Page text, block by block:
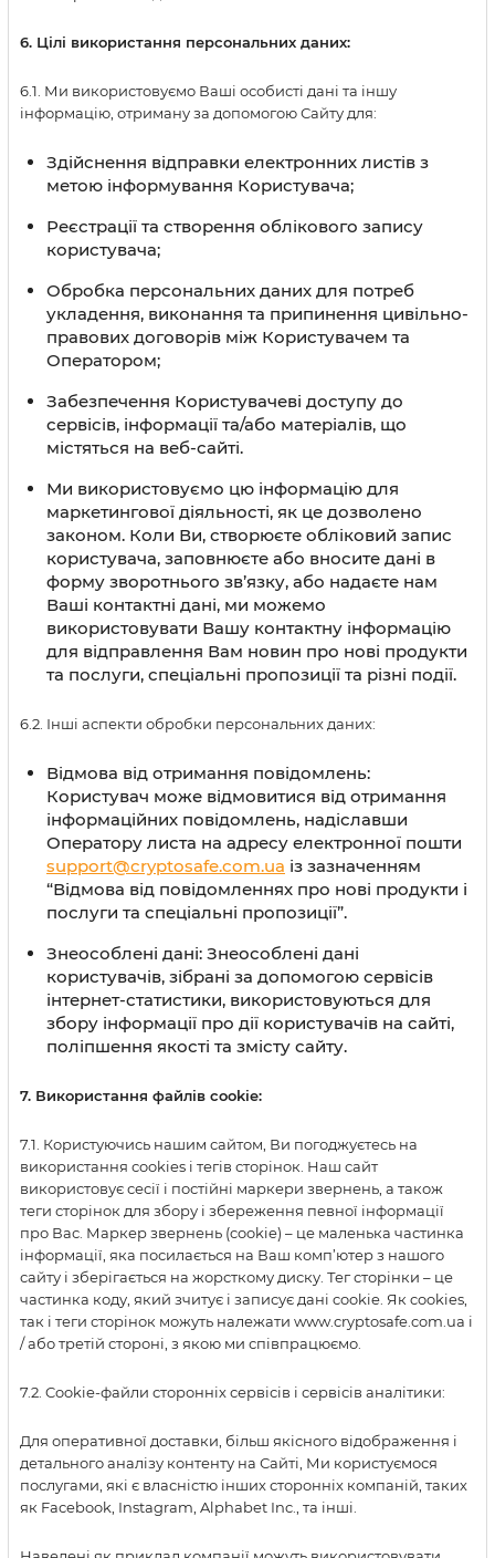
6. Цілі використання персональних даних:
6.1. Ми використовуємо Ваші особисті дані та іншу
інформацію, отриману за допомогою Сайту для:
Здійснення відправки електронних листів з
метою інформування Користувача;
Реєстрації та створення облікового запису
користувача;
Обробка персональних даних для потреб
укладення, виконання та припинення цивільно-
правових договорів між Користувачем та
Оператором;
Забезпечення Користувачеві доступу до
сервісів, інформації та/або матеріалів, що
містяться на веб-сайті.
Ми використовуємо цю інформацію для
маркетингової діяльності, як це дозволено
законом. Коли Ви, створюєте обліковий запис
користувача, заповнюєте або вносите дані в
форму зворотнього зв’язку, або надаєте нам
Ваші контактні дані, ми можемо
використовувати Вашу контактну інформацію
для відправлення Вам новин про нові продукти
та послуги, спеціальні пропозиції та різні події.
6.2. Інші аспекти обробки персональних даних:
Відмова від отримання повідомлень:
Користувач може відмовитися від отримання
інформаційних повідомлень, надіславши
Оператору листа на адресу електронної пошти
support@cryptosafe.com.ua із зазначенням
“Відмова від повідомленнях про нові продукти і
послуги та спеціальні пропозиції”.
Знеособлені дані: Знеособлені дані
користувачів, зібрані за допомогою сервісів
інтернет-статистики, використовуються для
збору інформації про дії користувачів на сайті,
поліпшення якості та змісту сайту.
7. Використання файлів cookie:
7.1. Користуючись нашим сайтом, Ви погоджуєтесь на
використання сookies і тегів сторінок. Наш сайт
використовує сесії і постійні маркери звернень, а також
теги сторінок для збору і збереження певної інформації
про Вас. Маркер звернень (cookie) – це маленька частинка
інформації, яка посилається на Ваш комп’ютер з нашого
сайту і зберігається на жорсткому диску. Тег сторінки – це
частинка коду, який зчитує і записує дані cookie. Як cookies,
так і теги сторінок можуть належати www.cryptosafe.com.ua і
/ або третій стороні, з якою ми співпрацюємо.
7.2. Cookie-файли сторонніх сервісів і сервісів аналітики:
Для оперативної доставки, більш якісного відображення і
детального аналізу контенту на Сайті, Ми користуємося
послугами, які є власністю інших сторонніх компаній, таких
як Facebook, Instagram, Alphabet Inc., та інші.